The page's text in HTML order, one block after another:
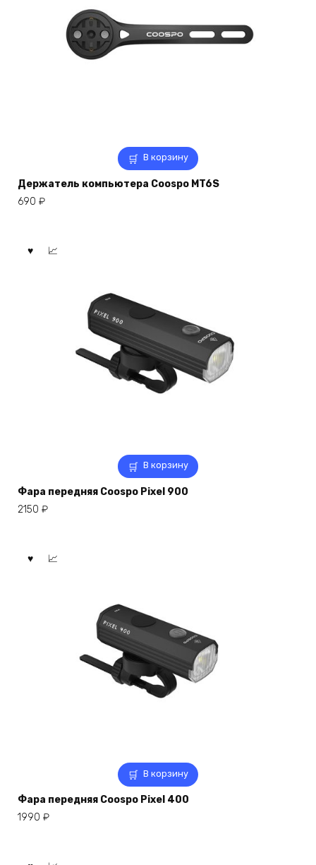
В корзину
Держатель компьютера Coospo MT6S
690 ₽
В корзину
Фара передняя Coospo Pixel 900
2150 ₽
В корзину
Фара передняя Coospo Pixel 400
1990 ₽